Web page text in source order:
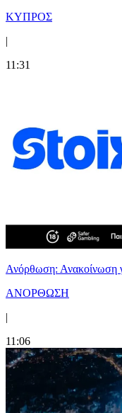
ΚΥΠΡΟΣ
|
11:31
Ανόρθωση: Ανακοίνωση
ΑΝΟΡΘΩΣΗ
|
11:06